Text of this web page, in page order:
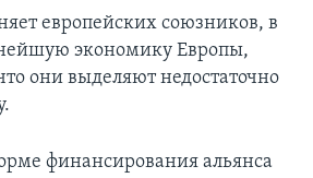
европейских союзников, в
экономику Европы,
они выделяют недостаточно
финансирования альянса